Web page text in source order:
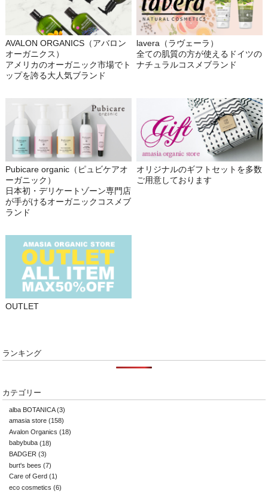
AVALON ORGANICS（アバロン
オーガニクス）
アメリカのオーガニック市場でト
ップを誇る大人気ブランド
lavera（ラヴェーラ）
全ての肌質の方が使えるドイツの
ナチュラルコスメブランド
Pubicare organic（ピュビケアオ
ーガニック）
日本初・デリケートゾーン専門店
が手がけるオーガニックコスメブ
ランド
オリジナルのギフトセットを多数
ご用意しております
OUTLET
ランキング
カテゴリー
alba BOTANICA(3)
amasia store (158)
Avalon Organics (18)
babybuba (18)
BADGER (3)
burt's bees (7)
Care of Gerd (1)
eco cosmetics (6)